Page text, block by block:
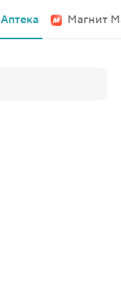
Аптека Магнит